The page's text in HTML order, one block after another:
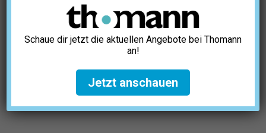
Schaue dir jetzt die aktuellen Angebote bei Thomann
an!
Jetzt anschauen